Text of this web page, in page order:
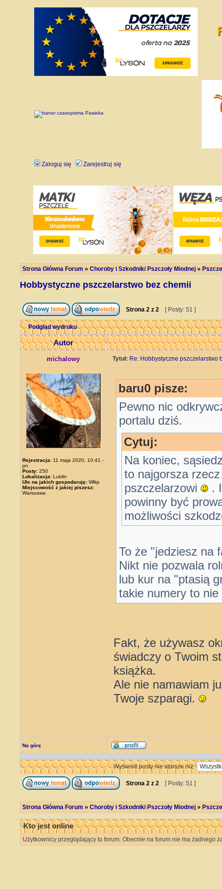
Zaloguj się Zarejestruj się
Strona Główna Forum » Choroby i Szkodniki Pszczoły Miodnej »
Hobbystyczne pszczelarstwo bez chemii
Strona 2 z 2 [ Posty: 51 ]
Podgląd wydruku
Autor
michalowy Tytuł: Re: Hobbystyczne pszczelarstwo
Rejestracja: 11 maja 2020, 10:41 -
pn
Posty: 250
Lokalizacja: Lublin
Ule na jakich gospodaruję: Wlkp
Miejscowość z jakiej piszesz:
Warszawa
baru0 pisze:
Pewno nic
portalu dziś.
Cytuj:
Na koniec,
to najgorsza
pszczelarzowi
.
powinny być
możliwości
To że "jedziesz na
Nikt nie pozwala
lub kur na "ptasią
takie numery to
Fakt, że używasz
świadczy o Twoim
książka.
Ale nie namawiam
Twoje szparagi.
Na górę
Wyświetl posty nie starsze niż:
Strona 2 z 2 [ Posty: 51 ]
Strona Główna Forum » Choroby i Szkodniki Pszczoły Miodnej »
Kto jest online
Użytkownicy przeglądający to forum: Obecnie na forum nie ma żadnego